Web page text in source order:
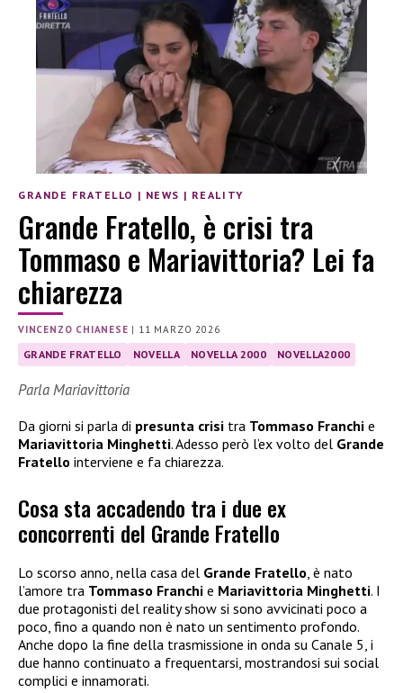
GRANDE FRATELLO | NEWS | REALITY
Grande Fratello, è crisi tra
Tommaso e Mariavittoria? Lei fa
chiarezza
VINCENZO CHIANESE | 11 MARZO 2026
GRANDE FRATELLO NOVELLA NOVELLA 2000 NOVELLA2000
Parla Mariavittoria
Da giorni si parla di presunta crisi tra Tommaso Franchi e
Mariavittoria Minghetti. Adesso però l’ex volto del Grande
Fratello interviene e fa chiarezza.
Cosa sta accadendo tra i due ex
concorrenti del Grande Fratello
Lo scorso anno, nella casa del Grande Fratello , è nato
l’amore tra Tommaso Franchi e Mariavittoria Minghetti. I
due protagonisti del reality show si sono avvicinati poco a
poco, fino a quando non è nato un sentimento profondo.
Anche dopo la fine della trasmissione in onda su Canale 5, i
due hanno continuato a frequentarsi, mostrandosi sui social
complici e innamorati.